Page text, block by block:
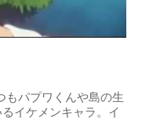
もパプワくんや島の生
イケメンキャラ。イ